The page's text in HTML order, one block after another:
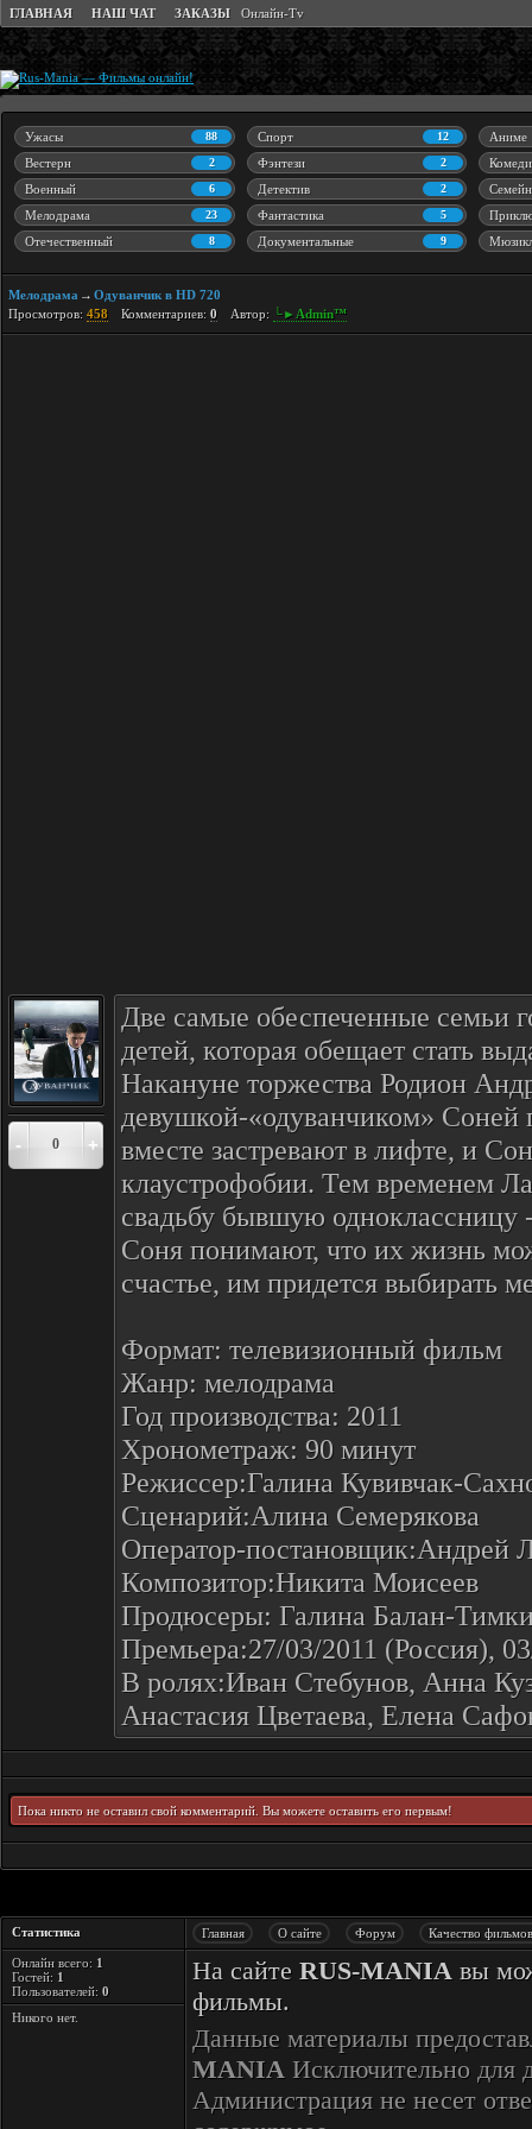
ГЛАВНАЯ НАШ ЧАТ ЗАКАЗЫ Онлайн-Tv
88
Ужасы 12
Спорт Аниме
2
Вестерн 2
Фэнтези
6
Военный 2
Детектив
23
Мелодрама 5
Фантастика
8
Отечественный 9
Документальные
Мелодрама → Одуванчик в HD 720
Просмотров: 458 Комментариев: 0 Автор: └►Admin™
- 0 +
Две самые обеспеченные семьи
детей, которая обещает стать
Накануне торжества Родион
девушкой-«одуванчиком» Соней
вместе застревают в лифте, и
клаустрофобии. Тем временем
свадьбу бывшую одноклассницу
Соня понимают, что их жизнь
счастье, им придется выбирать
Формат: телевизионный фильм
Жанр: мелодрама
Год производства: 2011
Хронометраж: 90 минут
Режиссер:Галина Кувивчак-
Сценарий:Алина Семерякова
Оператор-постановщик:Андрей
Композитор:Никита Моисеев
Продюсеры: Галина Балан-
Премьера:27/03/2011 (Россия),
В ролях:Иван Стебунов, Анна
Анастасия Цветаева, Елена
Пока никто не оставил свой комментарий. Вы можете оставить его первым!
Статистика Главная О сайте Форум Качество фильмов
Онлайн всего: 1
Гостей: 1
Пользователей: 0
Никого нет.
На сайте RUS-MANIA вы
фильмы.
Данные материалы
MANIA Исключительно для
Администрация не несет